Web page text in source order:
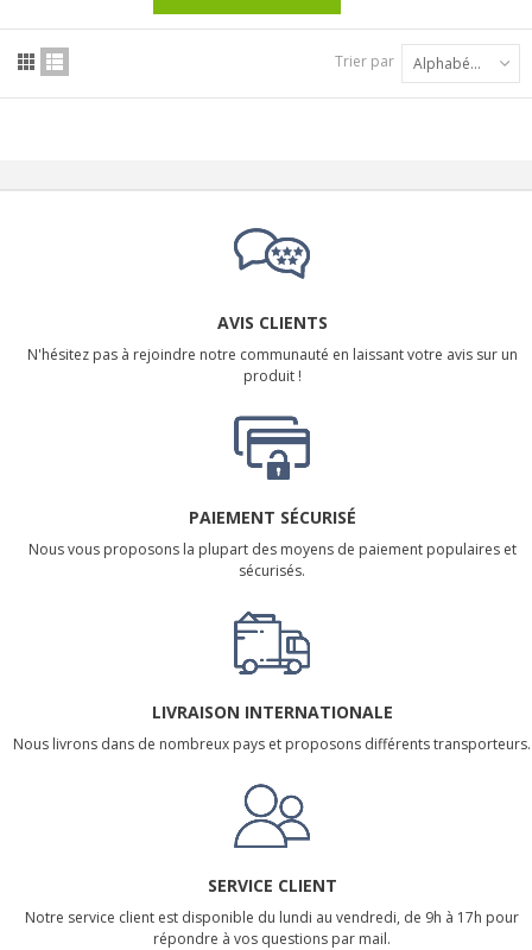
Trier par Alphabétique : A à Z
AVIS CLIENTS
N'hésitez pas à rejoindre notre communauté en laissant votre avis sur un
produit !
PAIEMENT SÉCURISÉ
Nous vous proposons la plupart des moyens de paiement populaires et
sécurisés.
LIVRAISON INTERNATIONALE
Nous livrons dans de nombreux pays et proposons différents transporteurs.
SERVICE CLIENT
Notre service client est disponible du lundi au vendredi, de 9h à 17h pour
répondre à vos questions par mail.